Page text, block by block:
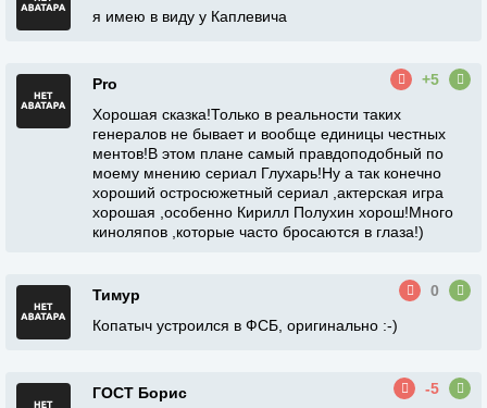
я имею в виду у Каплевича
Pro
+5
Хорошая сказка!Только в реальности таких
генералов не бывает и вообще единицы честных
ментов!В этом плане самый правдоподобный по
моему мнению сериал Глухарь!Ну а так конечно
хороший остросюжетный сериал ,актерская игра
хорошая ,особенно Кирилл Полухин хорош!Много
киноляпов ,которые часто бросаются в глаза!)
Тимур
0
Копатыч устроился в ФСБ, оригинально :-)
ГОСТ Борис
-5